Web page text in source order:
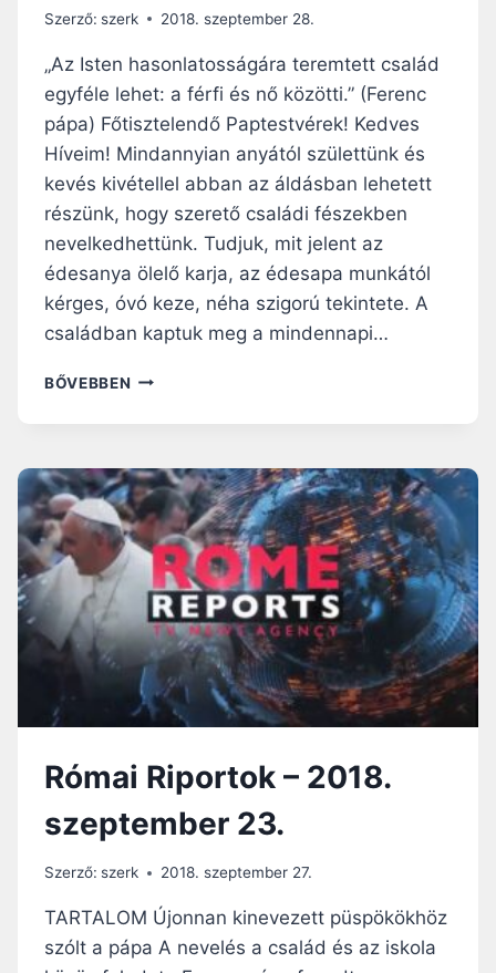
Szerző: szerk 2018. szeptember 28.
„Az Isten hasonlatosságára teremtett család
egyféle lehet: a férfi és nő közötti.” (Ferenc
pápa) Főtisztelendő Paptestvérek! Kedves
Híveim! Mindannyian anyától születtünk és
kevés kivétellel abban az áldásban lehetett
részünk, hogy szerető családi fészekben
nevelkedhettünk. Tudjuk, mit jelent az
édesanya ölelő karja, az édesapa munkától
kérges, óvó keze, néha szigorú tekintete. A
családban kaptuk meg a mindennapi…
BŐVEBBEN BÖCSKEI
ÜZENETE
A
CSALÁDOT
ÉRINTŐ
NÉPSZAVAZÁSRÓL
Római Riportok – 2018.
szeptember 23.
Szerző: szerk 2018. szeptember 27.
TARTALOM Újonnan kinevezett püspökökhöz
szólt a pápa A nevelés a család és az iskola